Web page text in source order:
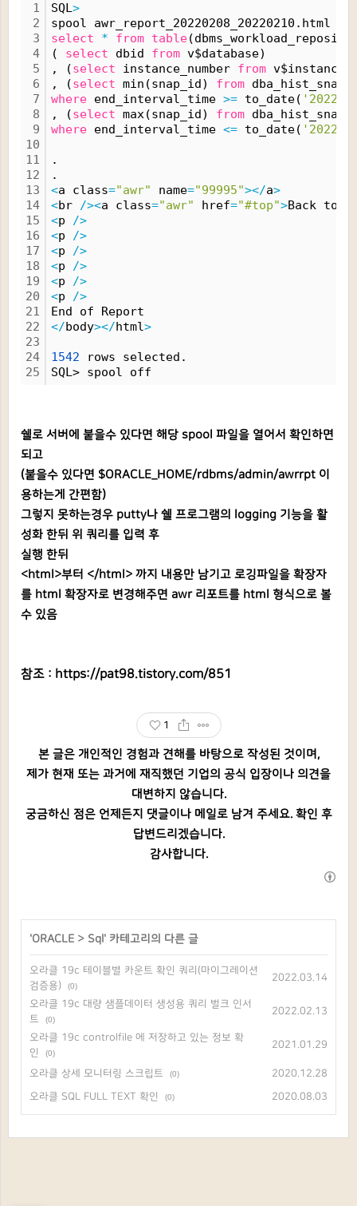
1
2
3
4
5
6
7
8
9
10
11
12
13
14
15
16
17
18
19
20
21
22
23
24
25
SQL>
spool awr_report_20220208_20220210.html
select
* from table
( select dbid from v$database)
, (select instance_number from v$instance)
, (select min(snap_id) from
where end_interval_time >= to_date( '2022-
, (select max(snap_id) from
where end_interval_time <= to_date( '2022-
.
.
<a class="awr" name="99995"></a>
<br /><a class="awr" href="#top">Back to
<p />
<p />
<p />
<p />
<p />
<p />
End of Report
</body></html>
1542 rows selected.
SQL> spool off
쉘로 서버에 붙을수 있다면 해당 spool 파일을 열어서 확인하면
되고
(붙을수 있다면 $ORACLE_HOME/rdbms/admin/awrrpt 이
용하는게 간편함)
그렇지 못하는경우 putty나 쉘 프로그램의 logging 기능을 활
성화 한뒤 위 쿼리를 입력 후
실행 한뒤
<html>부터 </html> 까지 내용만 남기고 로깅파일을 확장자
를 html 확장자로 변경해주면 awr 리포트를 html 형식으로 볼
수 있음
참조 : https://pat98.tistory.com/851
1
본 글은 개인적인 경험과 견해를 바탕으로 작성된 것이며,
제가 현재 또는 과거에 재직했던 기업의 공식 입장이나 의견을
대변하지 않습니다.
궁금하신 점은 언제든지 댓글이나 메일로 남겨 주세요. 확인 후
답변드리겠습니다.
감사합니다.
'ORACLE > Sql ' 카테고리의 다른 글
오라클 19c 테이블별 카운트 확인 쿼리(마이그레이션
검증용)
(0)
2022.03.14
오라클 19c 대량 샘플데이터 생성용 쿼리 벌크 인서
트
(0)
2022.02.13
오라클 19c controlfile 에 저장하고 있는 정보 확
인
(0)
2021.01.29
오라클 상세 모니터링 스크립트 (0) 2020.12.28
오라클 SQL FULL TEXT 확인 (0) 2020.08.03